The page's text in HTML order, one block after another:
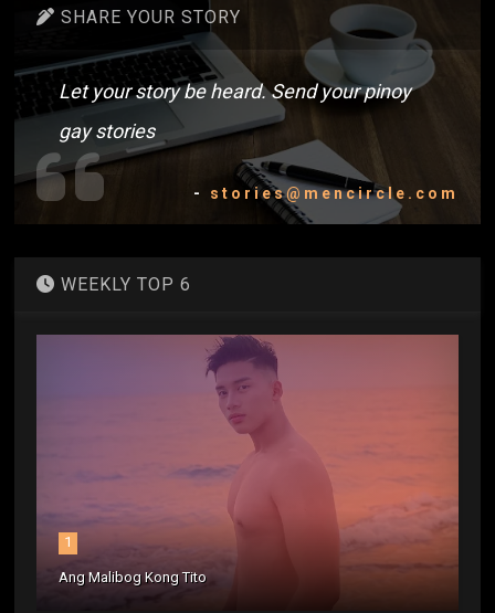
SHARE YOUR STORY
Let your story be heard. Send your pinoy
gay stories
- stories@mencircle.com
WEEKLY TOP 6
1
Ang Malibog Kong Tito